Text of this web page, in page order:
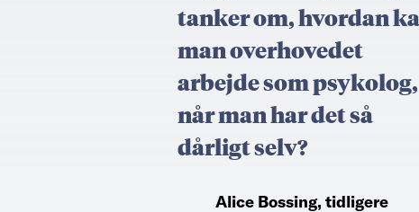
tanker om, hvordan
man overhovedet
arbejde som psykolog,
når man har det så
dårligt selv?
Alice Bossing, tidligere